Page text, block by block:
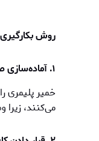
روش بکارگیری
۱. آماده‌سازی صفحه خمیر پلیمری
خمیر پلیمری
می‌کنند،